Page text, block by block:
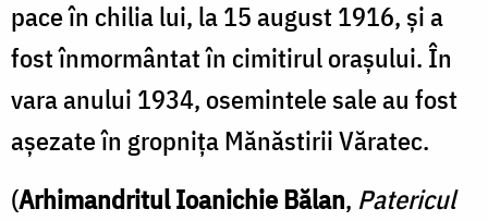
pace în chilia lui, la 15 august 1916, şi a
fost înmormântat în cimitirul oraşului. În
vara anului 1934, osemintele sale au fost
aşezate în gropniţa Mănăstirii Văratec.
(Arhimandritul Ioanichie Bălan, Patericul